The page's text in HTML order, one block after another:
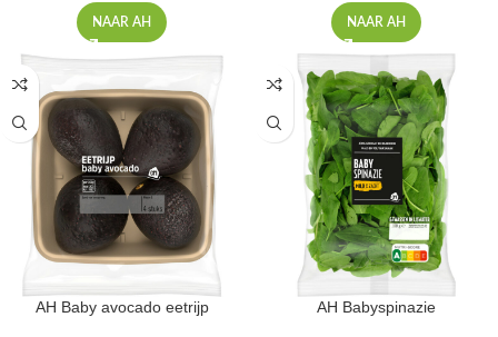
NAAR AH NAAR AH
AH Baby avocado eetrijp AH Babyspinazie